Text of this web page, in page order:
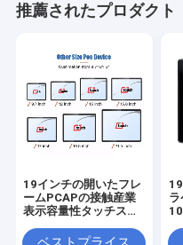
推薦されたプロダクト
19インチの開いたフレ
ームPCAPの接触産業
表示容量性タッチスク